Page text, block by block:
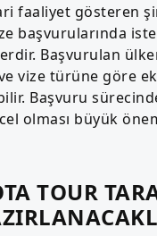
faaliyet gösteren
başvurularında
Başvurulan
vize türüne göre
Başvuru
olması büyük
TOUR